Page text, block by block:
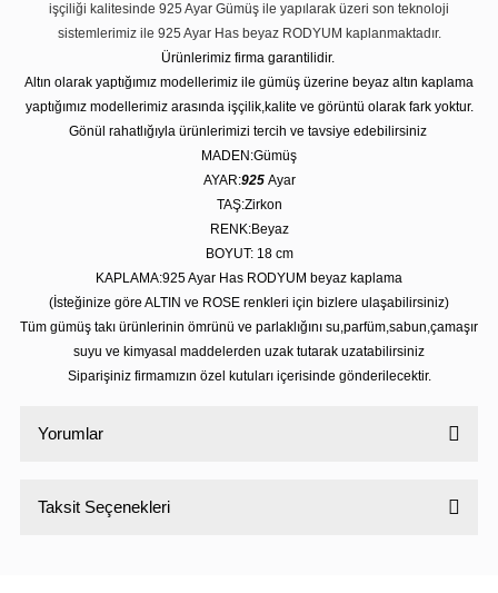
işçiliği kalitesinde 925 Ayar Gümüş ile yapılarak üzeri son teknoloji
sistemlerimiz ile 925 Ayar Has beyaz RODYUM kaplanmaktadır.
Ürünlerimiz firma garantilidir.
Altın olarak yaptığımız modellerimiz ile gümüş üzerine beyaz altın kaplama
yaptığımız modellerimiz arasında işçilik,kalite ve görüntü olarak fark yoktur.
Gönül rahatlığıyla ürünlerimizi tercih ve tavsiye edebilirsiniz
MADEN:Gümüş
AYAR:925 Ayar
TAŞ:Zirkon
RENK:Beyaz
BOYUT: 18 cm
KAPLAMA:925 Ayar Has RODYUM beyaz kaplama
(İsteğinize göre ALTIN ve ROSE renkleri için bizlere ulaşabilirsiniz)
Tüm gümüş takı ürünlerinin ömrünü ve parlaklığını su,parfüm,sabun,çamaşır
suyu ve kimyasal maddelerden uzak tutarak uzatabilirsiniz
Siparişiniz firmamızın özel kutuları içerisinde gönderilecektir.
Yorumlar
Taksit Seçenekleri